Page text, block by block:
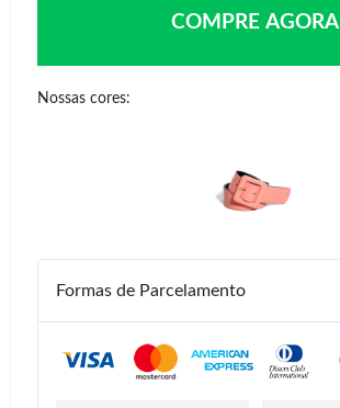
COMPRE AGORA
ou
Nossas cores:
Formas de Parcelamento